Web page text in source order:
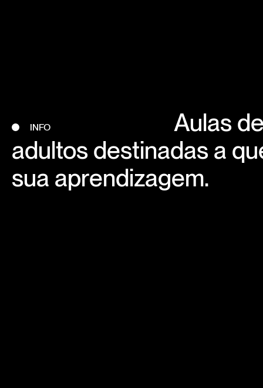
INFO
Aulas
adultos destinadas a
sua aprendizagem.